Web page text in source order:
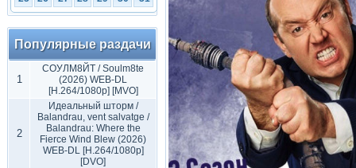
Популярные раздачи
1
СОУЛМ8ЙТ / Soulm8te
(2026) WEB-DL
[H.264/1080p] [MVO]
2
Идеальный шторм /
Balandrau, vent salvatge /
Balandrau: Where the
Fierce Wind Blew (2026)
WEB-DL [H.264/1080p]
[DVO]